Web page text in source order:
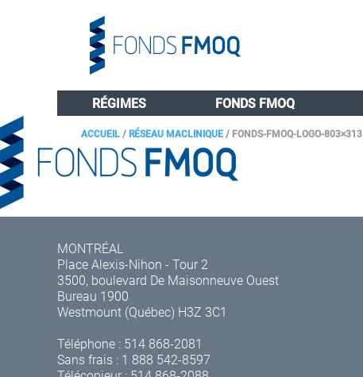
RÉGIMES FONDS FMOQ
ACCUEIL/RÉSEAU MACLINIQUE/ FONDS-FMOQ-LOGO-803×313
MONTRÉAL
Place Alexis-Nihon - Tour 2
3500, boulevard De Maisonneuve Ouest
Bureau 1900
Westmount (Québec) H3Z 3C1
Téléphone : 514 868-2081
Sans frais : 1 888 542-8597